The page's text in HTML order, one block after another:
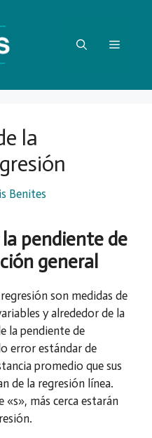
Menú
la
Benites
pendiente de
general
son medidas de
y alrededor de la
la pendiente de
error estándar de
promedio que sus
de la regresión línea.
«s», más cerca estarán